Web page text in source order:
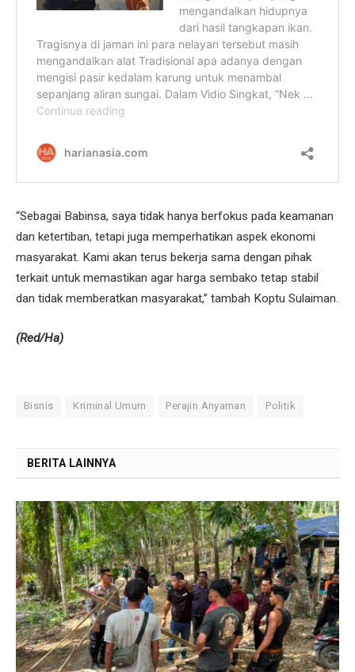
“Sebagai Babinsa, saya tidak hanya berfokus pada keamanan
dan ketertiban, tetapi juga memperhatikan aspek ekonomi
masyarakat. Kami akan terus bekerja sama dengan pihak
terkait untuk memastikan agar harga sembako tetap stabil
dan tidak memberatkan masyarakat,” tambah Koptu Sulaiman.
(Red/Ha)
Bisnis Kriminal Umum Perajin Anyaman Politik
BERITA LAINNYA